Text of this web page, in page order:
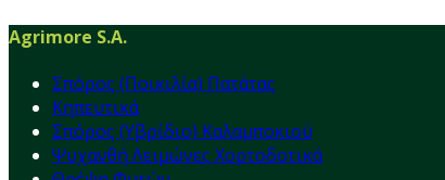
Agrimore S.A.
Σπόρος (Ποικιλία) Πατάτας
Κηπευτικά
Σπόρος (Υβρίδιο) Καλαμποκιού
Ψυχανθή Λειμώνες Χορτοδοτικά